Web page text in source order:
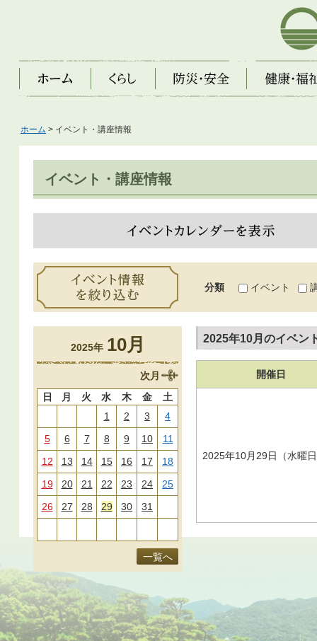
芦屋市
ホーム くらし 防災・安全 健康・福祉・
ホーム > イベント・講座情報
イベント・講座情報
イベント情報を絞り込む
分類
イベント
2025年 10月
次月
日
月 火 水 木 金
土
1
2 3
4
5
6 7 8 9 10
11
12
13 14 15 16 17
18
19
20 21 22 23 24
25
26
27 28 29 30 31
一覧へ
2025年10月のイベン
開催日
2025年10月29日（水曜